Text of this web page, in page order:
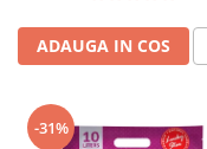
ADAUGA IN COS
-31%